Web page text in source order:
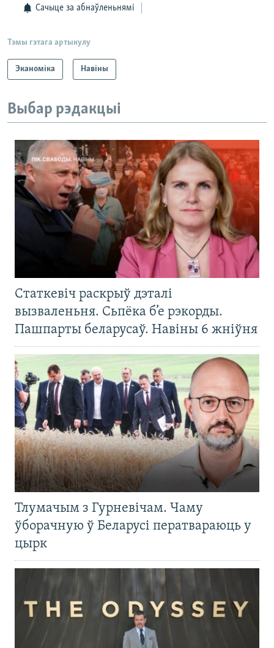
Сачыце за абнаўленьнямі
Тэмы гэтага артыкулу
Эканоміка Навіны
Выбар рэдакцыі
Статкевіч раскрыў дэталі
вызваленьня. Сьпёка б’е рэкорды.
Пашпарты беларусаў. Навіны 6 жніўня
Тлумачым з Гурневічам. Чаму
ўборачную ў Беларусі ператвараюць у
цырк